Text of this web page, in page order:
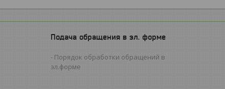
Подача обращения в эл. форме
Порядок обработки обращений в
эл.форме